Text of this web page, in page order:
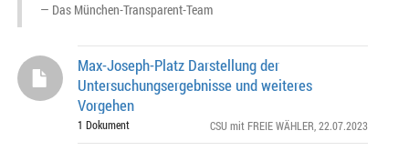
Das München-Transparent-Team
Max-Joseph-Platz Darstellung der
Untersuchungsergebnisse und weiteres
Vorgehen
1 Dokument CSU mit FREIE WÄHLER , 22.07.2023